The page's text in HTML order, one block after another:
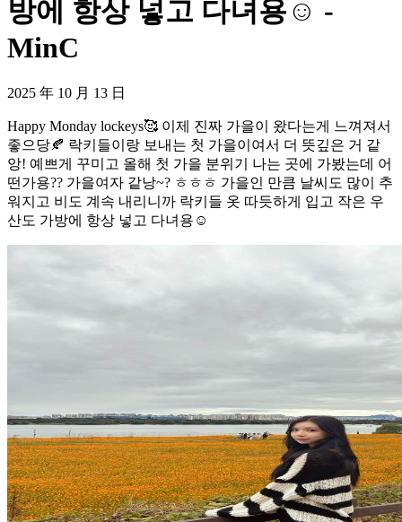
방에 항상 넣고 다녀용☺️ -
MinC
2025 年 10 月 13 日
Happy Monday lockeys🥰 이제 진짜 가을이 왔다는게 느껴져서
좋으당🍂 락키들이랑 보내는 첫 가을이여서 더 뜻깊은 거 같
앙! 예쁘게 꾸미고 올해 첫 가을 분위기 나는 곳에 가봤는데 어
떤가용?? 가을여자 같낭~? ㅎㅎㅎ 가을인 만큼 날씨도 많이 추
워지고 비도 계속 내리니까 락키들 옷 따듯하게 입고 작은 우
산도 가방에 항상 넣고 다녀용☺️